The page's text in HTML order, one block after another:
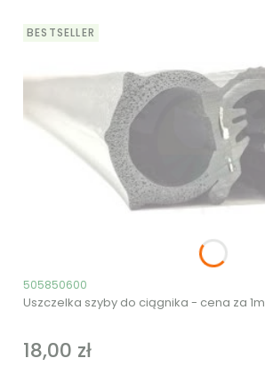
BESTSELLER
Kod produktu
505850600
Uszczelka szyby do ciągnika - cena za 1m
Cena
18,00 zł